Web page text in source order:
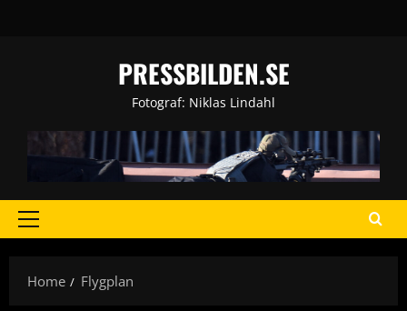
PRESSBILDEN.SE
Fotograf: Niklas Lindahl
Primary
Home
Flygplan